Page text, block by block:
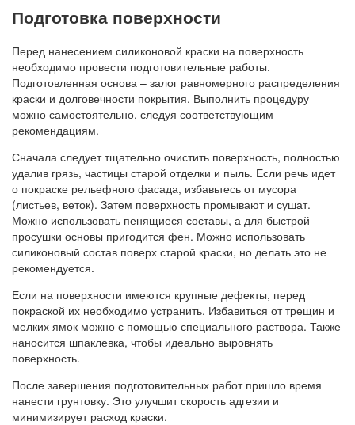
Подготовка поверхности
Перед нанесением силиконовой краски на поверхность
необходимо провести подготовительные работы.
Подготовленная основа – залог равномерного распределения
краски и долговечности покрытия. Выполнить процедуру
можно самостоятельно, следуя соответствующим
рекомендациям.
Сначала следует тщательно очистить поверхность, полностью
удалив грязь, частицы старой отделки и пыль. Если речь идет
о покраске рельефного фасада, избавьтесь от мусора
(листьев, веток). Затем поверхность промывают и сушат.
Можно использовать пенящиеся составы, а для быстрой
просушки основы пригодится фен. Можно использовать
силиконовый состав поверх старой краски, но делать это не
рекомендуется.
Если на поверхности имеются крупные дефекты, перед
покраской их необходимо устранить. Избавиться от трещин и
мелких ямок можно с помощью специального раствора. Также
наносится шпаклевка, чтобы идеально выровнять
поверхность.
После завершения подготовительных работ пришло время
нанести грунтовку. Это улучшит скорость адгезии и
минимизирует расход краски.